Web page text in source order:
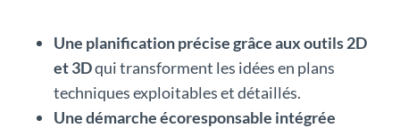
Une planification précise grâce aux outils 2D
et 3Dqui transforment les idées en plans
techniques exploitables et détaillés.
Une démarche écoresponsable intégrée